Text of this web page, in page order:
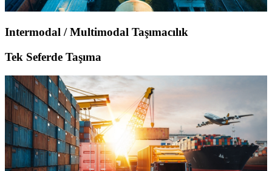
Intermodal / Multimodal Taşımacılık
Tek Seferde Taşıma